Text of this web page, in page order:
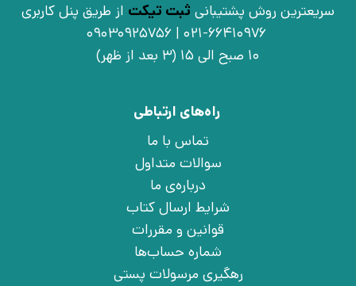
سریعترین روش پشتیبانی ثبت تیکت از طریق پنل کاربری
021-66410976 | 09030925756
10 صبح الی 15 (3 بعد از ظهر)
راه‌های ارتباطی
تماس با ما
سوالات متداول
درباره‌ی ما
شرایط ارسال کتاب
قوانین و مقررات
شماره حساب‌ها
رهگیری مرسولات پستی